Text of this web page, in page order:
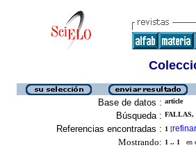
Base de datos : article
Búsqueda : FALLAS,
Referencias encontradas : 1 [refinar
Mostrando: 1 .. 1 en